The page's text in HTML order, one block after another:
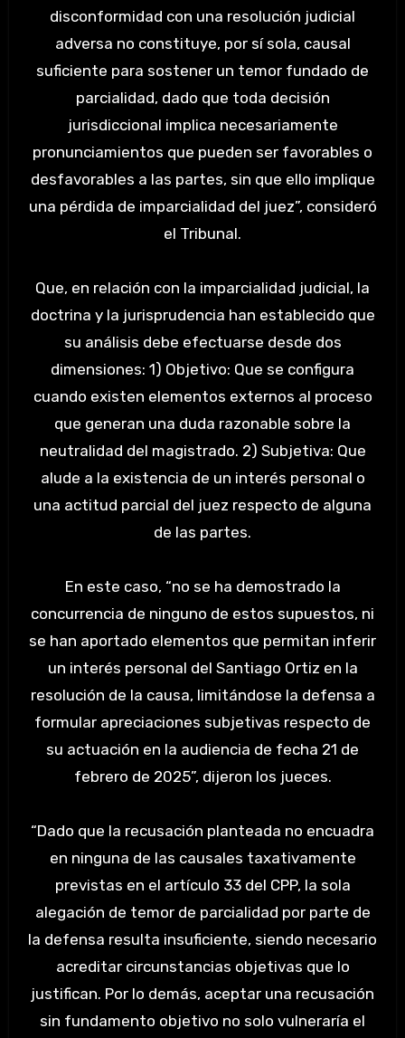
disconformidad con una resolución judicial
adversa no constituye, por sí sola, causal
suficiente para sostener un temor fundado de
parcialidad, dado que toda decisión
jurisdiccional implica necesariamente
pronunciamientos que pueden ser favorables o
desfavorables a las partes, sin que ello implique
una pérdida de imparcialidad del juez”, consideró
el Tribunal.
Que, en relación con la imparcialidad judicial, la
doctrina y la jurisprudencia han establecido que
su análisis debe efectuarse desde dos
dimensiones: 1) Objetivo: Que se configura
cuando existen elementos externos al proceso
que generan una duda razonable sobre la
neutralidad del magistrado. 2) Subjetiva: Que
alude a la existencia de un interés personal o
una actitud parcial del juez respecto de alguna
de las partes.
En este caso, “no se ha demostrado la
concurrencia de ninguno de estos supuestos, ni
se han aportado elementos que permitan inferir
un interés personal del Santiago Ortiz en la
resolución de la causa, limitándose la defensa a
formular apreciaciones subjetivas respecto de
su actuación en la audiencia de fecha 21 de
febrero de 2025”, dijeron los jueces.
“Dado que la recusación planteada no encuadra
en ninguna de las causales taxativamente
previstas en el artículo 33 del CPP, la sola
alegación de temor de parcialidad por parte de
la defensa resulta insuficiente, siendo necesario
acreditar circunstancias objetivas que lo
justifican. Por lo demás, aceptar una recusación
sin fundamento objetivo no solo vulneraría el